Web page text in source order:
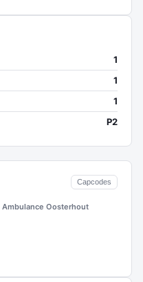
Capcodes
Ambulance Oosterhout
1
1
1
P2